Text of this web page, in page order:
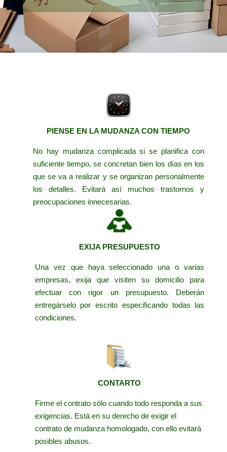
PIENSE EN LA MUDANZA CON TIEMPO
No hay mudanza complicada si se planifica con
suficiente tiempo, se concretan bien los días en los
que se va a realizar y se organizan personalmente
los detalles. Evitará así muchos trastornos y
preocupaciones innecesarias.
EXIJA PRESUPUESTO
Una vez que haya seleccionado una o varias
empresas, exija que visiten su domicilio para
efectuar con rigor un presupuesto. Deberán
entregárselo por escrito especificando todas las
condiciones.
CONTARTO
Firme el contrato sólo cuando todo responda a sus
exigencias. Está en su derecho de exigir el
contrato de mudanza homologado, con ello evitará
posibles abusos.